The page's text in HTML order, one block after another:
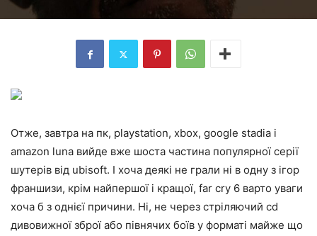
Отже, завтра на пк, playstation, xbox, google stadia і
amazon luna вийде вже шоста частина популярної серії
шутерів від ubisoft. І хоча деякі не грали ні в одну з ігор
франшизи, крім найпершої і кращої, far cry 6 варто уваги
хоча б з однієї причини. Ні, не через стріляючий cd
дивовижної зброї або півнячих боїв у форматі майже що